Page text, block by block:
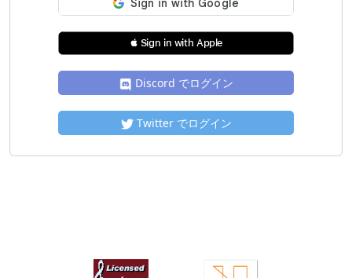
 Sign in with Apple
Discord でログイン
Twitter でログイン